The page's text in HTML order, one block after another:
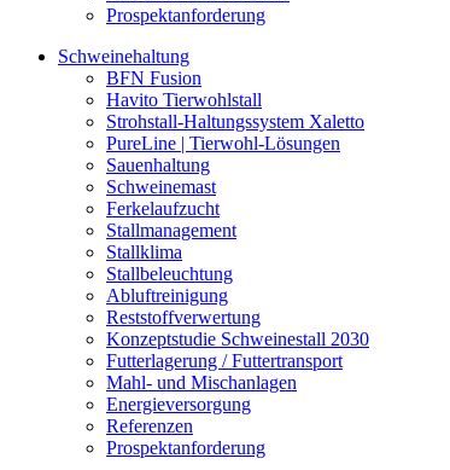
Prospektanforderung
Schweinehaltung
BFN Fusion
Havito Tierwohlstall
Strohstall-Haltungssystem Xaletto
PureLine | Tierwohl-Lösungen
Sauenhaltung
Schweinemast
Ferkelaufzucht
Stallmanagement
Stallklima
Stallbeleuchtung
Abluftreinigung
Reststoffverwertung
Konzeptstudie Schweinestall 2030
Futterlagerung / Futtertransport
Mahl- und Mischanlagen
Energieversorgung
Referenzen
Prospektanforderung